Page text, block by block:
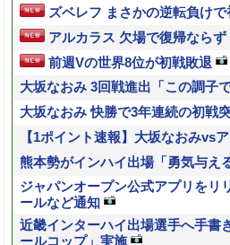
ズベレフ まさかの逆転負けで
アルカラス 欠場で復帰ならず
前週Vの世界8位が初戦敗退
大坂なおみ 3回戦進出「この調子
大坂なおみ 快勝で3年連続の初戦
【1ポイント速報】大坂なおみvs
熊本勢がインハイ出場「勇気与え
ジャパンオープン公式アプリをリ
ールなど通知
近畿インターハイ出場選手へ手書
ールコップ」実施